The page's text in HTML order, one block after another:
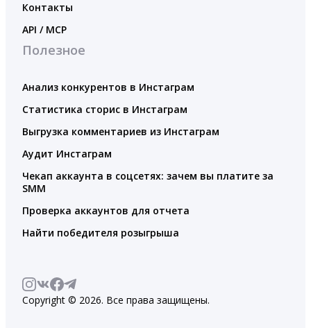
Контакты
API / MCP
Полезное
Анализ конкурентов в Инстаграм
Статистика сторис в Инстаграм
Выгрузка комментариев из Инстаграм
Аудит Инстаграм
Чекап аккаунта в соцсетях: зачем вы платите за
SMM
Проверка аккаунтов для отчета
Найти победителя розыгрыша
Copyright © 2026. Все права защищены.